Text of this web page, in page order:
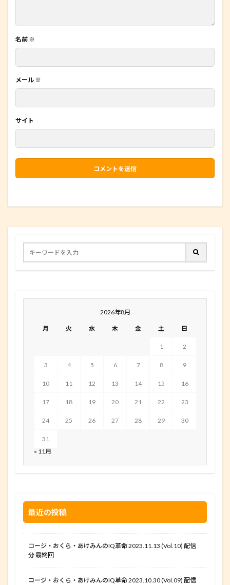
名前 ※
メール ※
サイト
2026年8月
月 火 水 木 金 土 日
1 2
3 4 5 6 7 8 9
10 11 12 13 14 15 16
17 18 19 20 21 22 23
24 25 26 27 28 29 30
31
« 11月
最近の投稿
コージ・おくら・あけみんのIQ革命 2023.11.13 (Vol.10) 配信
分 最終回
コージ・おくら・あけみんのIQ革命 2023.10.30 (Vol.09) 配信